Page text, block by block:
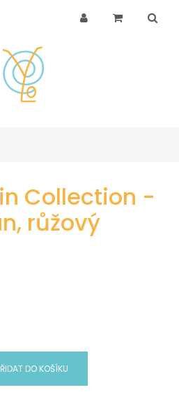
Collection -
růžový
DO KOŠÍKU